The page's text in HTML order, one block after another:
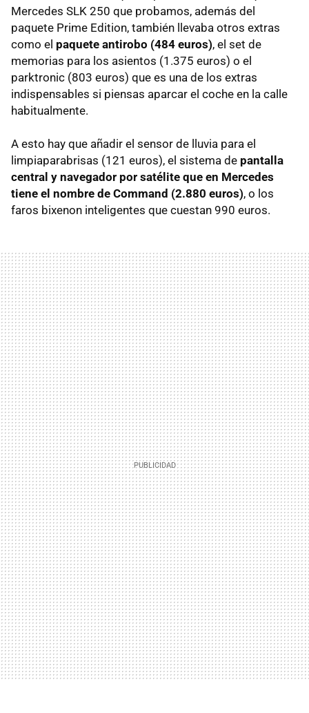
Mercedes SLK 250 que probamos, además del
paquete Prime Edition, también llevaba otros extras
como el paquete antirobo (484 euros), el set de
memorias para los asientos (1.375 euros) o el
parktronic (803 euros) que es una de los extras
indispensables si piensas aparcar el coche en la calle
habitualmente.
A esto hay que añadir el sensor de lluvia para el
limpiaparabrisas (121 euros), el sistema de pantalla
central y navegador por satélite que en Mercedes
tiene el nombre de Command (2.880 euros), o los
faros bixenon inteligentes que cuestan 990 euros.